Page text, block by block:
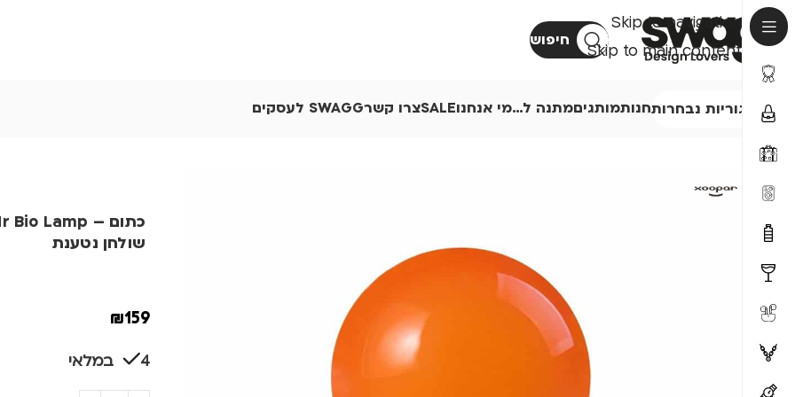
Skip to navigation
Skip to main content
חיפוש
קטגוריות נבחרותחנותמותגיםמתנה ל…מי אנחנוSALEצרו קשרSWAGG לעסקים
שולחן נטענת
₪159
4 במלאי